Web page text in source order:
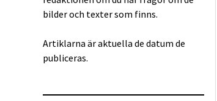
bilder och texter som finns.
Artiklarna är aktuella de datum de
publiceras.